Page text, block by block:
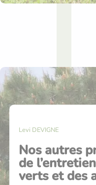
Levi DEVIGNE
Nos autres
de
verts et des